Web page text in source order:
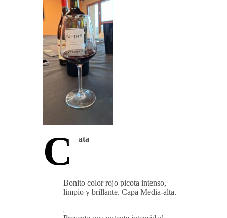
C ata
limpio y brillante. Capa Media-alta.